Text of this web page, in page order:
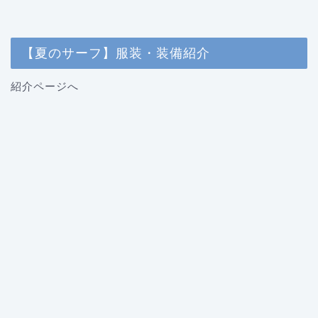
【夏のサーフ】服装・装備紹介
紹介ページへ